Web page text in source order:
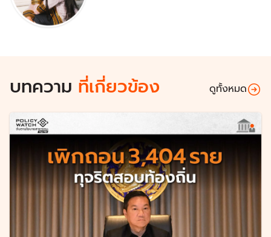
บทความ ที่เกี่ยวข้อง ดูทั้งหมด